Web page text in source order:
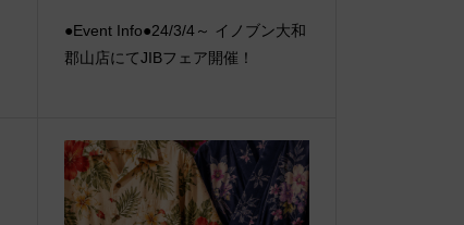
●Event Info●24/3/4～ イノブン大和
郡山店にてJIBフェア開催！